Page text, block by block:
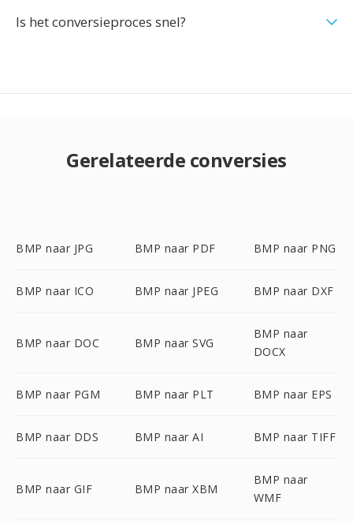
Is het conversieproces snel?
Gerelateerde conversies
BMP naar JPG BMP naar PDF BMP naar PNG
BMP naar ICO BMP naar JPEG BMP naar DXF
BMP naar DOC BMP naar SVG
BMP naar
DOCX
BMP naar PGM BMP naar PLT BMP naar EPS
BMP naar DDS BMP naar AI BMP naar TIFF
BMP naar GIF BMP naar XBM
BMP naar
WMF